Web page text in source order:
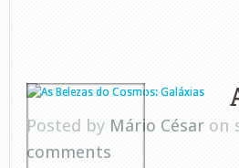
Posted by Mário César on
comments